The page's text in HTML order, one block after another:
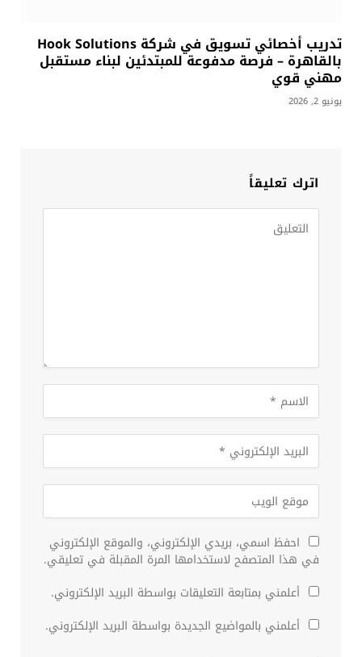
تدريب أخصائي تسويق في شركة Hook Solutions
بالقاهرة – فرصة مدفوعة للمبتدئين لبناء مستقبل
مهني قوي
يونيو 2, 2026
اترك تعليقاً
احفظ اسمي، بريدي الإلكتروني، والموقع الإلكتروني
في هذا المتصفح لاستخدامها المرة المقبلة في تعليقي.
أعلمني بمتابعة التعليقات بواسطة البريد الإلكتروني.
أعلمني بالمواضيع الجديدة بواسطة البريد الإلكتروني.